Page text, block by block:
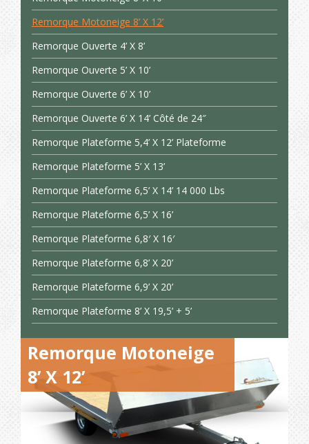
Remorque Motoneige 8’ X 12’
Remorque Ouverte 4’ X 8’
Remorque Ouverte 5’ X 10’
Remorque Ouverte 6’ X 10’
Remorque Ouverte 6’ X 14’ Côté de 24″
Remorque Plateforme 5,4’ X 12’ Plateforme
Remorque Plateforme 5’ X 13’
Remorque Plateforme 6,5’ X 14’ 14 000 Lbs
Remorque Plateforme 6,5’ X 16’
Remorque Plateforme 6,8′ X 16′
Remorque Plateforme 6,8’ X 20’
Remorque Plateforme 6,9’ X 20’
Remorque Plateforme 8’ X 19,5’ + 5’
Remorque Motoneige
8’ X 12’